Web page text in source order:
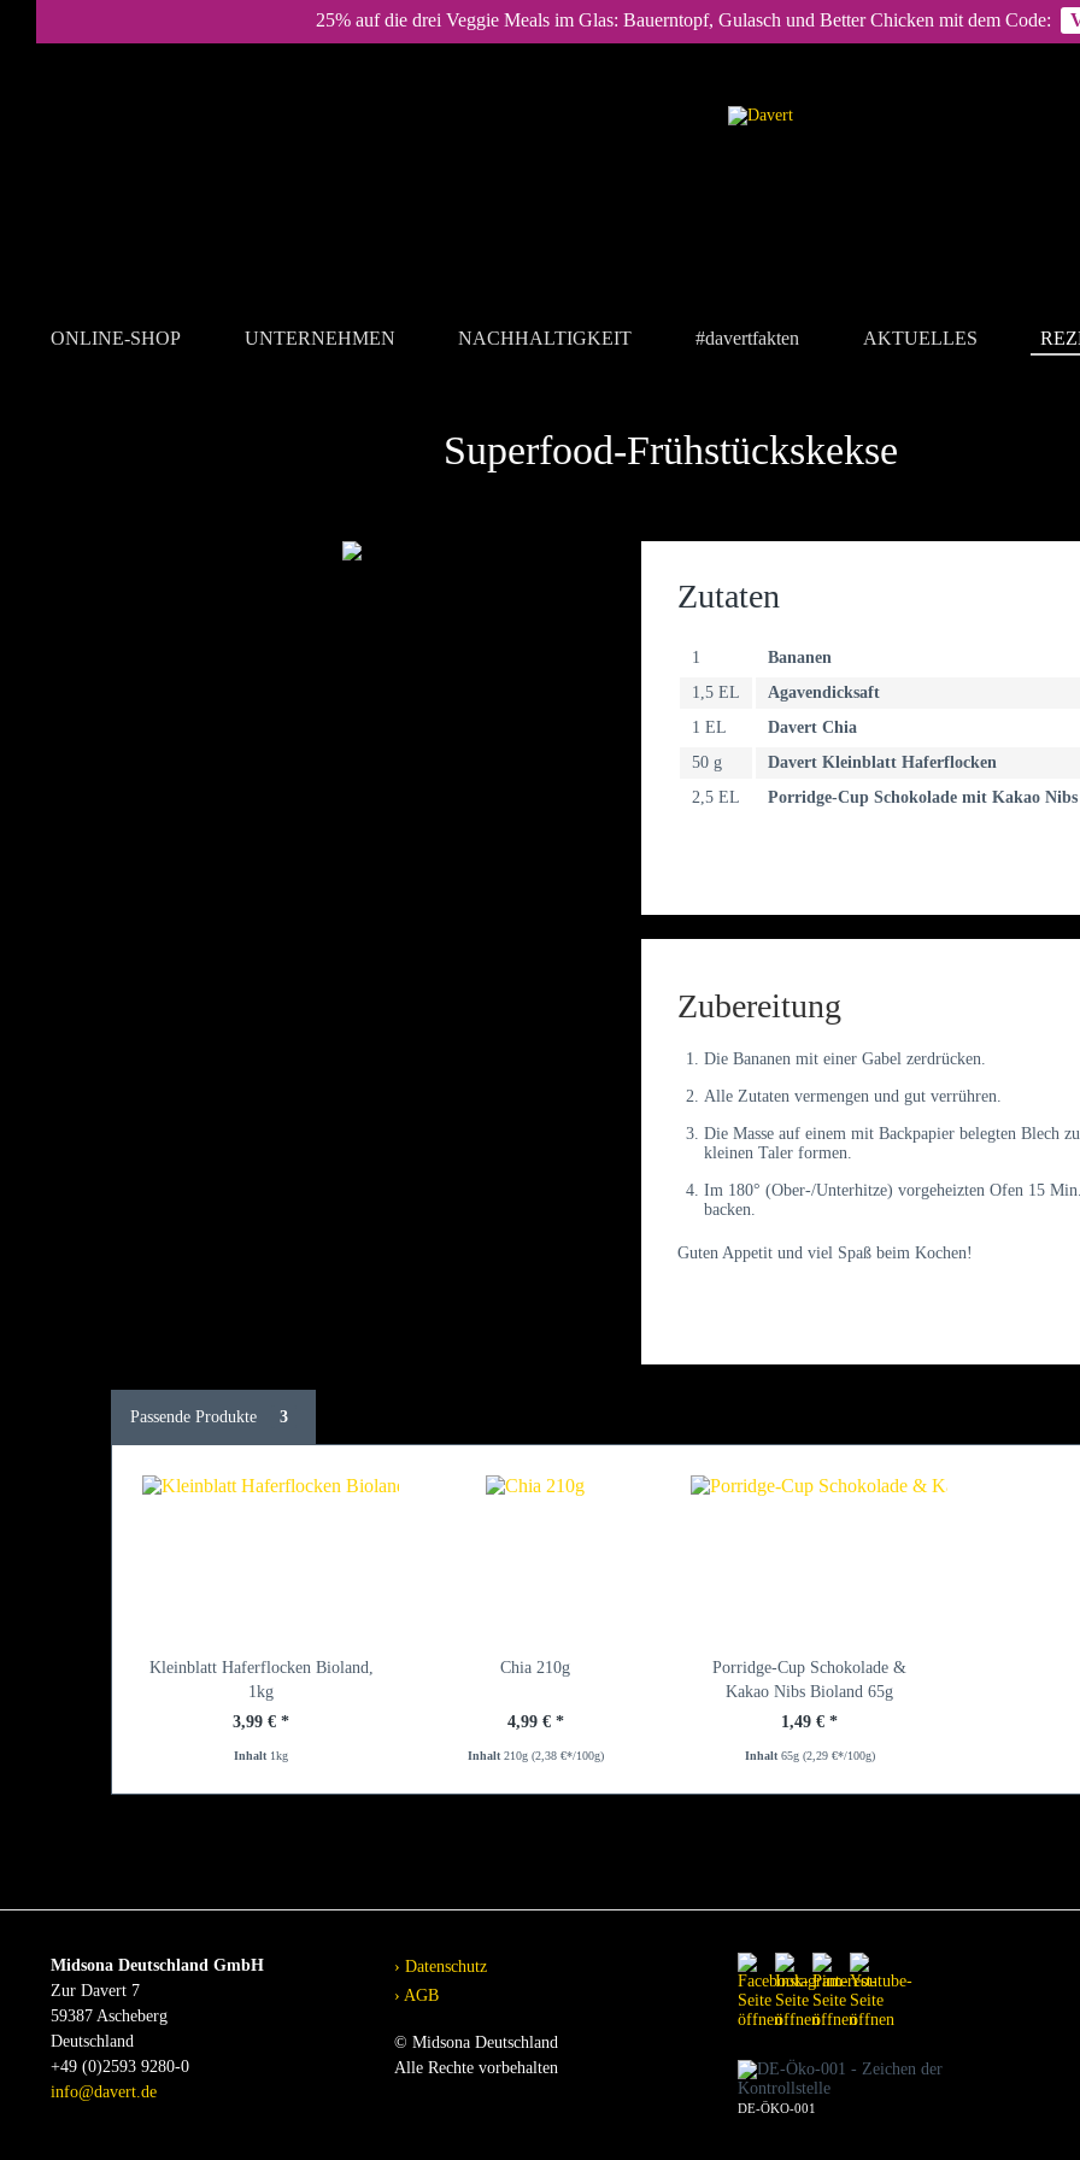
25% auf die drei Veggie Meals im Glas: Bauerntopf, Gulasch und Better Chicken mit dem Code:
ONLINE-SHOP UNTERNEHMEN NACHHALTIGKEIT #davertfakten AKTUELLES
Superfood-Frühstückskekse
Zutaten
1
Bananen
1,5 EL
Agavendicksaft
1 EL
Davert Chia
50 g
Davert Kleinblatt Haferflocken
2,5 EL
Porridge-Cup Schokolade mit Kakao Nibs
Zubereitung
Die Bananen mit einer Gabel zerdrücken.
Alle Zutaten vermengen und gut verrühren.
Die Masse auf einem mit Backpapier belegten Blech zu
kleinen Taler formen.
Im 180° (Ober-/Unterhitze) vorgeheizten Ofen 15
backen.
Guten Appetit und viel Spaß beim Kochen!
Passende Produkte 3
Kleinblatt Haferflocken Bioland,
1kg
3,99 € *
Inhalt 1kg
Chia 210g
4,99 € *
Inhalt 210g (2,38 €*/100g)
Porridge-Cup Schokolade &
Kakao Nibs Bioland 65g
1,49 € *
Inhalt 65g (2,29 €*/100g)
Midsona Deutschland GmbH
Zur Davert 7
59387 Ascheberg
Deutschland
+49 (0)2593 9280-0
info@davert.de
Datenschutz
AGB
© Midsona Deutschland
Alle Rechte vorbehalten
DE-ÖKO-001